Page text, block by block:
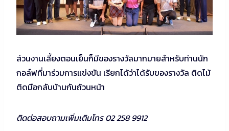
ส่วนงานเลี้ยงตอนเย็นก็มีของรางวัลมากมายสำหรับท่านนัก
กอล์ฟที่มาร่วมการแข่งขัน เรียกได้ว่าได้รับของรางวัล ติดไม้
ติดมือกลับบ้านกันถ้วนหน้า
ติดต่อสอบถามเพิ่มเติมโทร 02 258 9912